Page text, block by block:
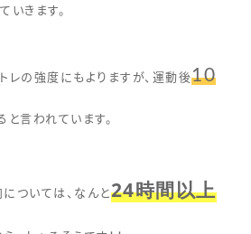
いきます。
レの強度にもよりますが、運動後10
と言われています。
ついては、なんと24時間以上